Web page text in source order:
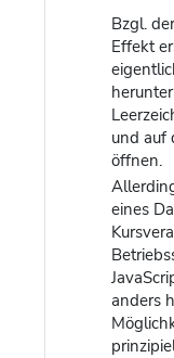
Bzgl.
Effekt
und auf
öffnen.
eines
anders